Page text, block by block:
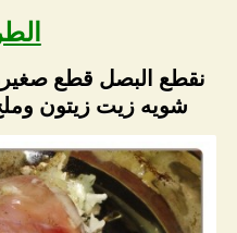
نقطع البصل قطع
شويه زيت زيتون